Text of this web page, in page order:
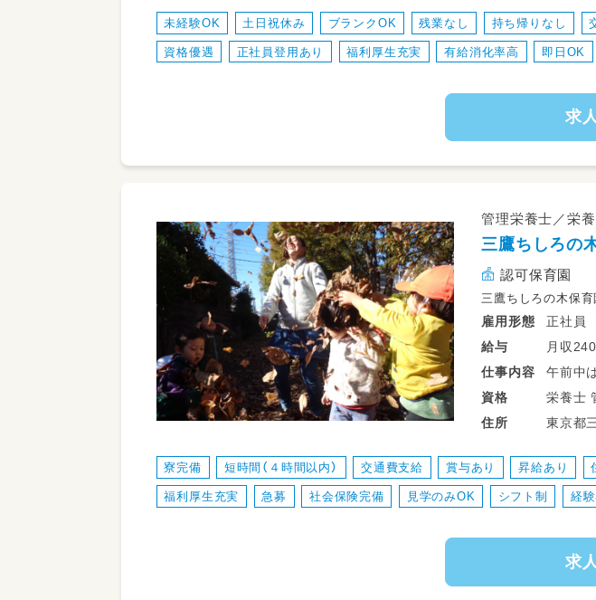
未経験OK 土日祝休み ブランクOK 残業なし 持ち帰りなし
資格優遇 正社員登用あり 福利厚生充実 有給消化率高 即日OK
求
管理栄養士／栄
三鷹ちしろの
認可保育園
三鷹ちしろの木保
雇用形態
正社員
給与
月収
仕事内容
午前中
画など
毎日の
資格
住所
東京都
寮完備 短時間（４時間以内） 交通費支給 賞与あり 昇給あり
福利厚生充実 急募 社会保険完備 見学のみOK シフト制 経
求